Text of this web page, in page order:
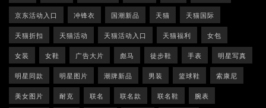
京东活动入口 冲锋衣 国潮新品 天猫 天猫国际
天猫折扣 天猫活动 天猫活动入口 天猫福利 女包
女装 女鞋 广告大片 彪马 徒步鞋 手表 明星写真
明星同款 明星图片 潮牌新品 男装 篮球鞋 索康尼
美女图片 耐克 联名 联名款 联名鞋 腕表